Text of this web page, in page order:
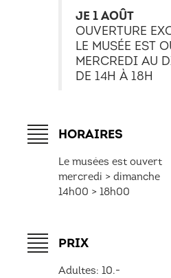
JE 1 AOÛT
OUVERTURE
LE MUSÉE EST
MERCREDI AU
DE 14H À 18H
HORAIRES
Le musées est ouvert
mercredi > dimanche
14h00 > 18h00
PRIX
Adultes: 10.-